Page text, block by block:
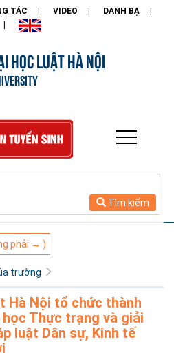
TÁC VIDEO
DANH BẠ
HỌC LUẬT HÀ NỘI
Tìm kiếm
phải → )
trường
Hà Nội tổ chức thành
Thực trạng và giải
luật Dân sự, Kinh tế